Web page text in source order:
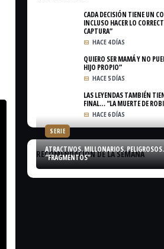
CADA DECISIÓN TIENE UN
INCLUSO HACER LO
CAPTURA”
HACE 4 DÍAS
QUIERO SER MAMÁ Y NO
HIJO PROPIO”
HACE 5 DÍAS
LAS LEYENDAS TAMBIÉN
FINAL… “LA MUERTE DE
HACE 6 DÍAS
RECOMENDACIÓN DE LA SEMANA
SERIE
ATRACTIVOS. MILLONARIOS.
“FRAGMENTOS”